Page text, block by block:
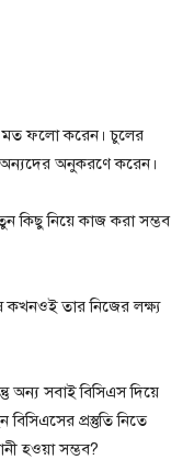
মত ফলো করেন। চুলের
অন্যদের অনুকরণে করেন।
কিছু নিয়ে কাজ করা সম্ভব
তার নিজের লক্ষ্য
অন্য সবাই বিসিএস দিয়ে
প্রস্তুতি নিতে
হওয়া সম্ভব?